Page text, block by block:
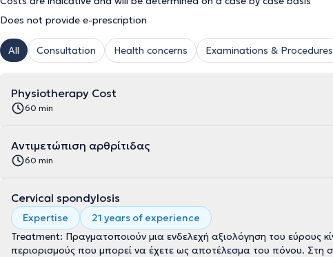
Does not provide e-prescription
All Consultation Health concerns Examinations & Procedures
Physiotherapy Cost
60 min
Αντιμετώπιση αρθρίτιδας
60 min
Cervical spondylosis
Expertise
21 years of experience
Treatment: Πραγματοποιούν μια ενδελεχή αξιολόγηση του εύρους
περιορισμούς που μπορεί να έχετε ως αποτέλεσμα του πόνου. Στη